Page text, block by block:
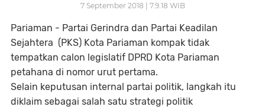
7 September 2018 | 7.9.18 WIB
Pariaman - Partai Gerindra dan Partai Keadilan
Sejahtera (PKS) Kota Pariaman kompak tidak
tempatkan calon legislatif DPRD Kota Pariaman
petahana di nomor urut pertama.
Selain keputusan internal partai politik, langkah itu
diklaim sebagai salah satu strategi politik